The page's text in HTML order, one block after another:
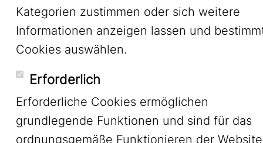
Kategorien zustimmen oder sich weitere
Informationen anzeigen lassen und
Cookies auswählen.
Erforderlich
Erforderliche Cookies ermöglichen
grundlegende Funktionen und sind für das
ordnungsgemäße Funktionieren der Website